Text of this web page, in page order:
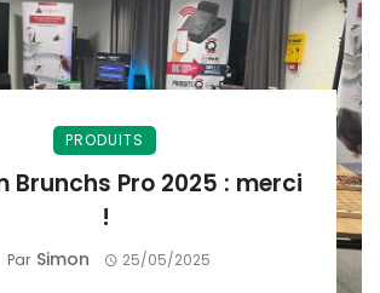
PRODUITS
Brunchs Pro 2025 : merci
!
Par Simon 25/05/2025